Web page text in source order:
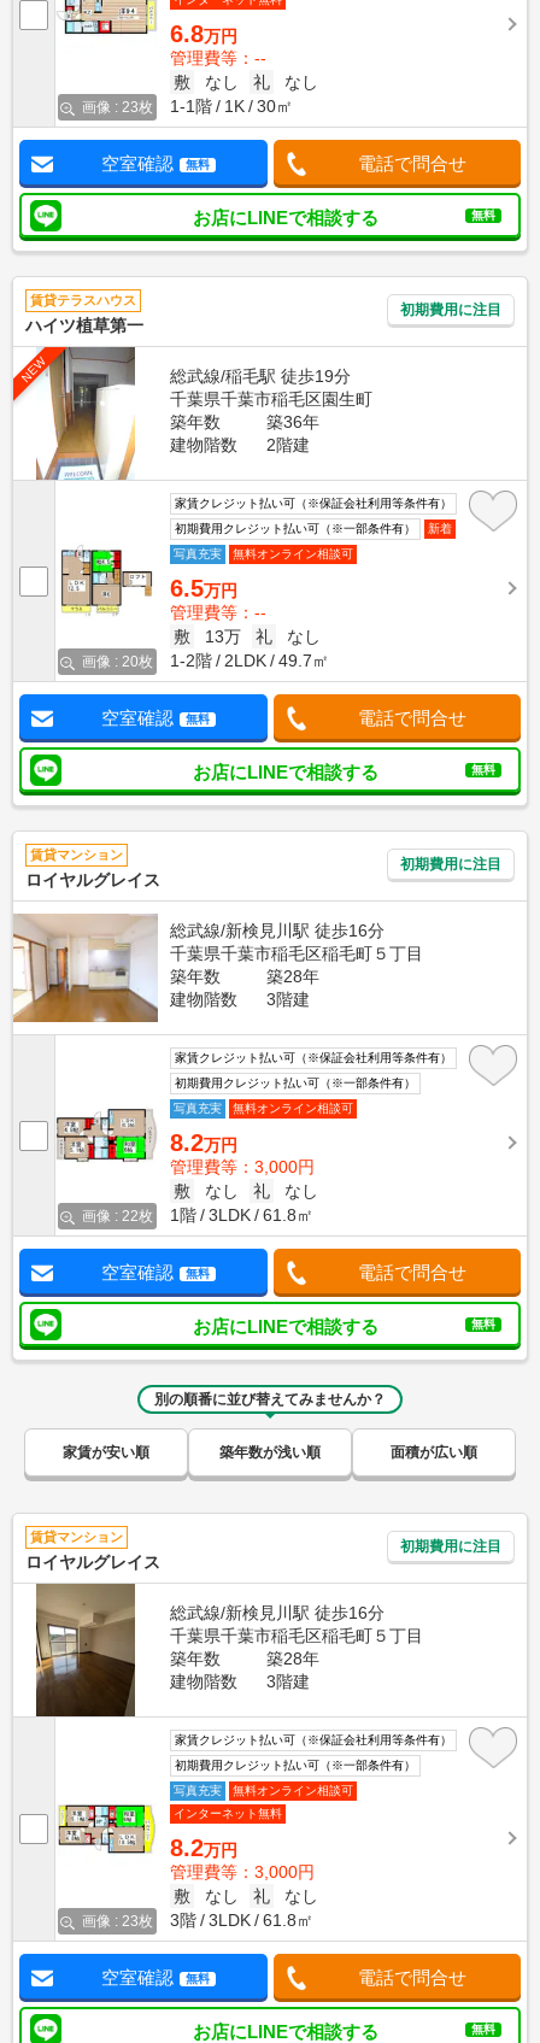
画像 : 23枚
6.8万円
管理費等：--
敷
なし 礼
なし
1-1階
1K 30㎡
空室確認 無料 電話で問合せ
お店にLINEで相談する 無料
賃貸テラスハウス
ハイツ植草第一
初期費用に注目
NEW
総武線/稲毛駅 徒歩19分
千葉県千葉市稲毛区園生町
築年数
築36年
建物階数
2階建
画像 : 20枚
家賃クレジット払い可（※保証会社利用等条件有）
初期費用クレジット払い可（※一部条件有）
新着
写真充実
無料オンライン相談可
6.5万円
管理費等：--
敷
13万 礼
なし
1-2階
2LDK 49.7㎡
空室確認 無料 電話で問合せ
お店にLINEで相談する 無料
賃貸マンション
ロイヤルグレイス
初期費用に注目
総武線/新検見川駅 徒歩16分
千葉県千葉市稲毛区稲毛町５丁目
築年数
築28年
建物階数
3階建
画像 : 22枚
家賃クレジット払い可（※保証会社利用等条件有）
初期費用クレジット払い可（※一部条件有）
写真充実
無料オンライン相談可
8.2万円
管理費等：3,000円
敷
なし 礼
なし
1階
3LDK 61.8㎡
空室確認 無料 電話で問合せ
お店にLINEで相談する 無料
別の順番に並び替えてみませんか？
家賃が安い順 築年数が浅い順 面積が広い順
賃貸マンション
ロイヤルグレイス
初期費用に注目
総武線/新検見川駅 徒歩16分
千葉県千葉市稲毛区稲毛町５丁目
築年数
築28年
建物階数
3階建
画像 : 23枚
家賃クレジット払い可（※保証会社利用等条件有）
初期費用クレジット払い可（※一部条件有）
写真充実
無料オンライン相談可
インターネット無料
8.2万円
管理費等：3,000円
敷
なし 礼
なし
3階
3LDK 61.8㎡
空室確認 無料 電話で問合せ
お店にLINEで相談する 無料